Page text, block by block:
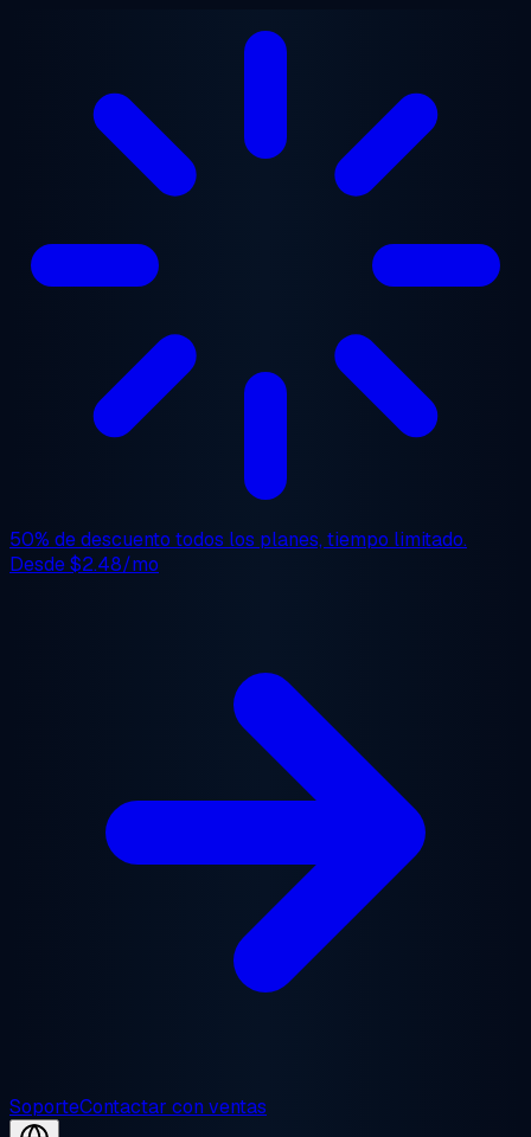
50% de descuento todos los planes, tiempo limitado.
Desde$2.48/mo
SoporteContactar con ventas